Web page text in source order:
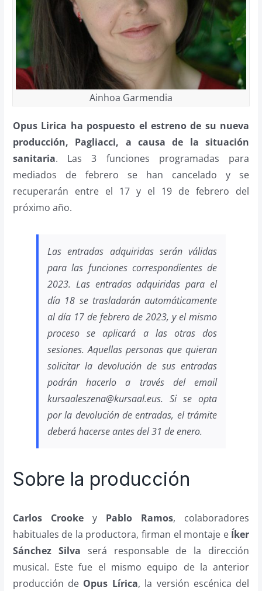
Ainhoa Garmendia
Opus Lirica ha pospuesto el estreno de su nueva
producción, Pagliacci, a causa de la situación
sanitaria. Las 3 funciones programadas para
mediados de febrero se han cancelado y se
recuperarán entre el 17 y el 19 de febrero del
próximo año.
Las entradas adquiridas serán válidas
para las funciones correspondientes de
2023. Las entradas adquiridas para el
día 18 se trasladarán automáticamente
al día 17 de febrero de 2023, y el mismo
proceso se aplicará a las otras dos
sesiones. Aquellas personas que quieran
solicitar la devolución de sus entradas
podrán hacerlo a través del email
kursaaleszena@kursaal.eus. Si se opta
por la devolución de entradas, el trámite
deberá hacerse antes del 31 de enero.
Sobre la producción
Carlos Crookey Pablo Ramos, colaboradores
habituales de la productora, firman el montaje e Íker
Sánchez Silva será responsable de la dirección
musical. Este fue el mismo equipo de la anterior
producción de Opus Lírica, la versión escénica del